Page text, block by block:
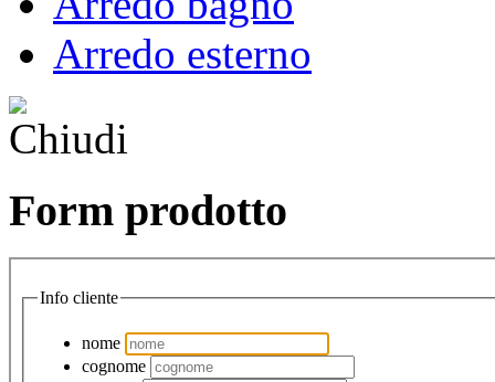
Arredo esterno
Form prodotto